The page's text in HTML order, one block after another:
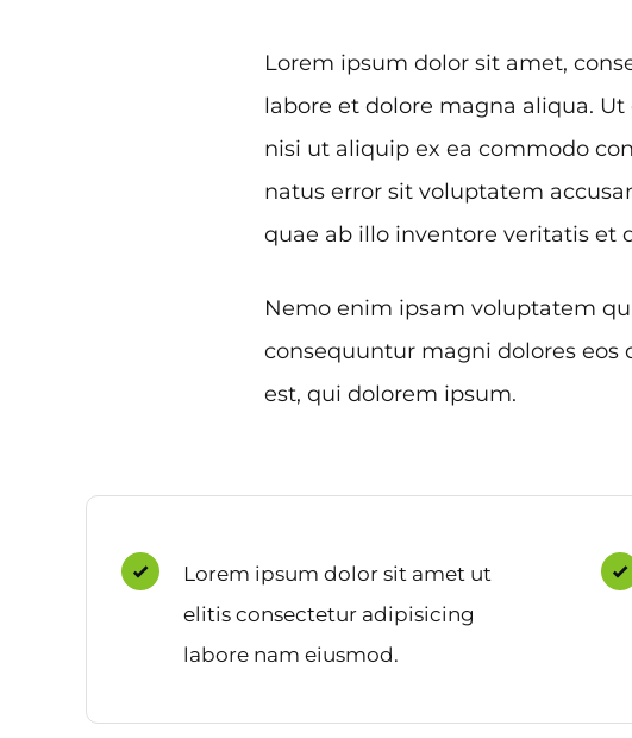
Lorem ipsum dolor sit amet,
labore et dolore magna aliqua.
nisi ut aliquip ex ea commodo
natus error sit voluptatem
quae ab illo inventore veritatis et
Nemo enim ipsam voluptatem
consequuntur magni dolores
est, qui dolorem ipsum.
Lorem ipsum dolor sit amet ut
elitis consectetur adipisicing
labore nam eiusmod.